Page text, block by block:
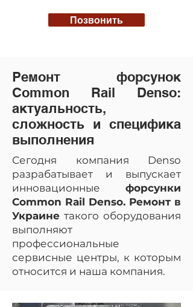
Позвонить
Ремонт форсунок
Common Rail Denso:
актуальность,
сложность и специфика
выполнения
Сегодня компания Denso
разрабатывает и выпускает
инновационные форсунки
Common Rail Denso. Ремонт в
Украине такого оборудования
выполняют
профессиональные
сервисные центры, к которым
относится и наша компания.